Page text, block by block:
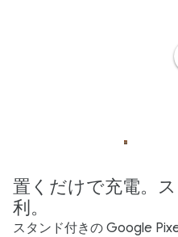
置くだけで充電。
利。
スタンド付きの Google